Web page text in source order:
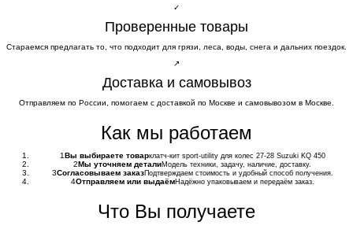
✓
Проверенные товары
Стараемся предлагать то, что подходит для грязи, леса, воды, снега и дальних поездок.
↗
Доставка и самовывоз
Отправляем по России, помогаем с доставкой по Москве и самовывозом в Москве.
Как мы работаем
1 Вы выбираете товарклатч-кит sport-utility для колес 27-28 Suzuki KQ 450
2 Мы уточняем деталиМодель техники, задачу, наличие, доставку.
3Согласовываем заказПодтверждаем стоимость и удобный способ получения.
4Отправляем или выдаёмНадёжно упаковываем и передаём заказ.
Что Вы получаете